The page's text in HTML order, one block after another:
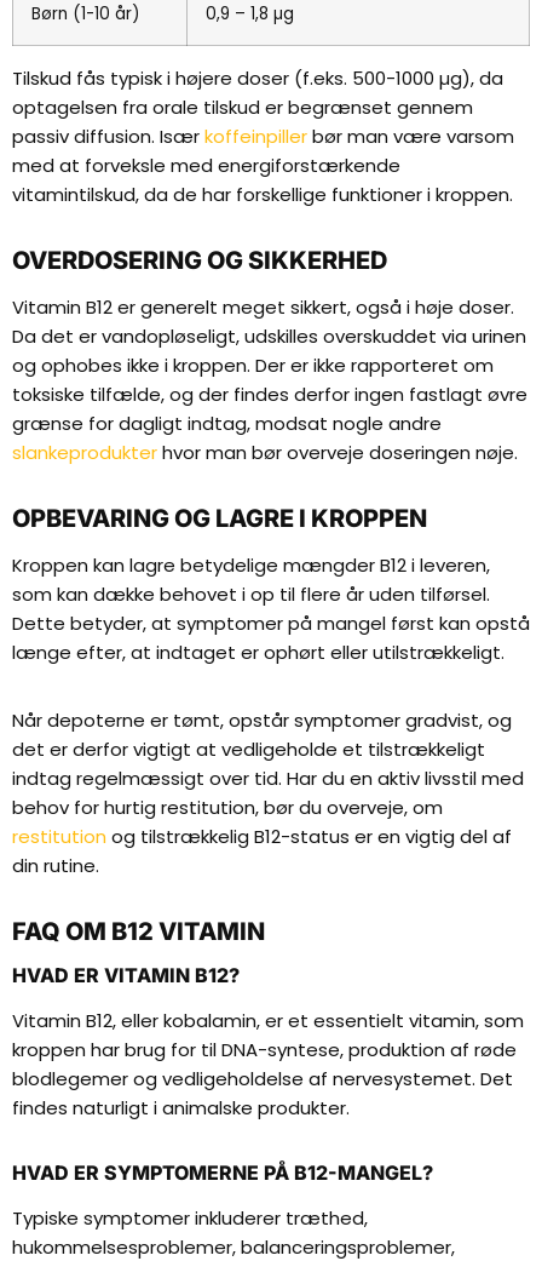
Børn (1-10 år) 0,9 – 1,8 µg
Tilskud fås typisk i højere doser (f.eks. 500-1000 µg), da
optagelsen fra orale tilskud er begrænset gennem
passiv diffusion. Isærkoffeinpillerbør man være varsom
med at forveksle med energiforstærkende
vitamintilskud, da de har forskellige funktioner i kroppen.
OVERDOSERING OG SIKKERHED
Vitamin B12 er generelt meget sikkert, også i høje doser.
Da det er vandopløseligt, udskilles overskuddet via urinen
og ophobes ikke i kroppen. Der er ikke rapporteret om
toksiske tilfælde, og der findes derfor ingen fastlagt øvre
grænse for dagligt indtag, modsat nogle andre
slankeprodukterhvor man bør overveje doseringen nøje.
OPBEVARING OG LAGRE I KROPPEN
Kroppen kan lagre betydelige mængder B12 i leveren,
som kan dække behovet i op til flere år uden tilførsel.
Dette betyder, at symptomer på mangel først kan opstå
længe efter, at indtaget er ophørt eller utilstrækkeligt.
Når depoterne er tømt, opstår symptomer gradvist, og
det er derfor vigtigt at vedligeholde et tilstrækkeligt
indtag regelmæssigt over tid. Har du en aktiv livsstil med
behov for hurtig restitution, bør du overveje, om
restitution og tilstrækkelig B12-status er en vigtig del af
din rutine.
FAQ OM B12 VITAMIN
HVAD ER VITAMIN B12?
Vitamin B12, eller kobalamin, er et essentielt vitamin, som
kroppen har brug for til DNA-syntese, produktion af røde
blodlegemer og vedligeholdelse af nervesystemet. Det
findes naturligt i animalske produkter.
HVAD ER SYMPTOMERNE PÅ B12-MANGEL?
Typiske symptomer inkluderer træthed,
hukommelsesproblemer, balanceringsproblemer,